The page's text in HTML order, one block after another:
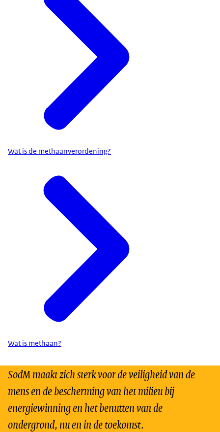
Wat is de methaanverordening?
Wat is methaan?
SodM maakt zich sterk voor de veiligheid van de
mens en de bescherming van het milieu bij
energiewinning en het benutten van de
ondergrond, nu en in de toekomst.